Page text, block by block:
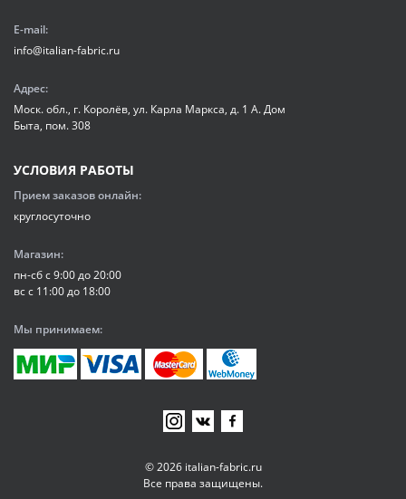
© 2026 italian-fabric.ru
Все права защищены.
E-mail:
info@italian-fabric.ru
Адрес:
Моск. обл., г. Королёв, ул. Карла Маркса, д. 1 А. Дом
Быта, пом. 308
УСЛОВИЯ РАБОТЫ
Прием заказов онлайн:
круглосуточно
Магазин:
пн-сб с 9:00 до 20:00
вс с 11:00 до 18:00
Мы принимаем: